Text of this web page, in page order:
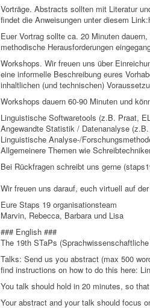
Vorträge. Abstracts sollten mit Literatur
findet die Anweisungen unter diesem
Euer Vortrag sollte ca. 20 Minuten
methodische Herausforderungen
Workshops. Wir freuen uns über
eine informelle Beschreibung eures
inhaltlichen (und technischen)
Workshops dauern 60-90 Minuten und
Linguistische Softwaretools (z.B. Praat,
Angewandte Statistik / Datenanalyse
Linguistische Analyse-/
Allgemeinere Themen wie
Bei Rückfragen schreibt uns gerne
Wir freuen uns darauf, euch virtuell auf
Eure Staps 19 organisationsteam
Marvin, Rebecca, Barbara und Lisa
### English ###
The 19th STaPs
Talks: Send us you abstract (max 500
find instructions on how to do this here:
You talk should hold in 20 minutes, so
Your abstract and your talk should focus